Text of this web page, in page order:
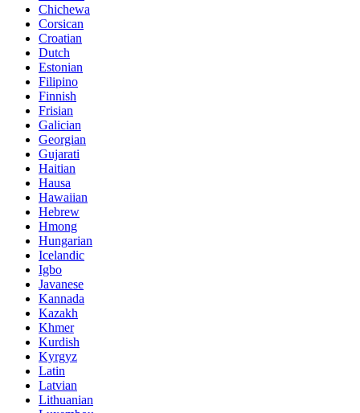
Chichewa
Corsican
Croatian
Dutch
Estonian
Filipino
Finnish
Frisian
Galician
Georgian
Gujarati
Haitian
Hausa
Hawaiian
Hebrew
Hmong
Hungarian
Icelandic
Igbo
Javanese
Kannada
Kazakh
Khmer
Kurdish
Kyrgyz
Latin
Latvian
Lithuanian